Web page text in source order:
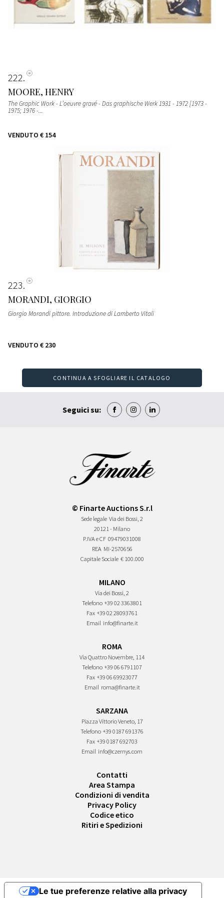
222
MOORE, HENRY
The Graphic Work - L’oeuvre gravé - Das graphische Werk 1931 - 1972 [1973 -
1975; 1976 -...
VENDUTO € 154
223
MORANDI, GIORGIO
Giorgio Morandi pittore. Introduzione di Lamberto Vitali
VENDUTO € 230
CONTINUA A SFOGLIARE IL CATALOGO
Seguici su:
© Finarte Auctions S.r.l
Sede legale Via dei Bossi, 2
20121 - Milano
P.IVA e CF 09479031008
REA MI-2570656
Capitale Sociale € 100.000
MILANO
Via dei Bossi, 2
Telefono +39 02 3363801
Fax +39 02 28093761
Email info@finarte.it
ROMA
Via Quattro Novembre, 114
Telefono +39 06 6791107
Fax +39 06 69923077
Email roma@finarte.it
SARZANA
Piazza Vittorio Veneto, 17
Telefono +39 0187 691376
Fax +39 0187 692703
Email info@czernys.com
Contatti
Area Stampa
Condizioni di vendita
Privacy Policy
Codice etico
Ritiri e Spedizioni
Le tue preferenze relative alla privacy